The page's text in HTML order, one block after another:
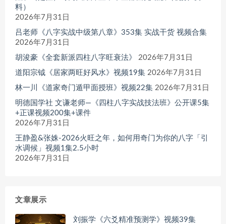
料）
2026年7月31日
吕老师《八字实战中级第八章》353集 实战干货 视频合集
2026年7月31日
胡浚豪《全套新派四柱八字旺衰法》
2026年7月31日
道阳宗钺《居家两旺好风水》视频19集 2026年7月31日
林一川《道家奇门遁甲面授班》视频22集 2026年7月31日
明德国学社 文谦老师—《四柱八字实战技法班》公开课5集
+正课视频200集+课件
2026年7月31日
王静盈&张姝-2026火旺之年，如何用奇门为你的八字「引
水调候」视频1集2.5小时
2026年7月31日
文章展示
刘振学《六爻精准预测学》视频39集